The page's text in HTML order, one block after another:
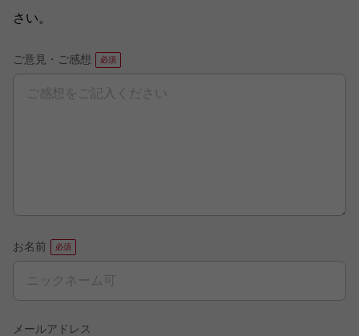
さい。
ご意見・ご感想
お名前
メールアドレス